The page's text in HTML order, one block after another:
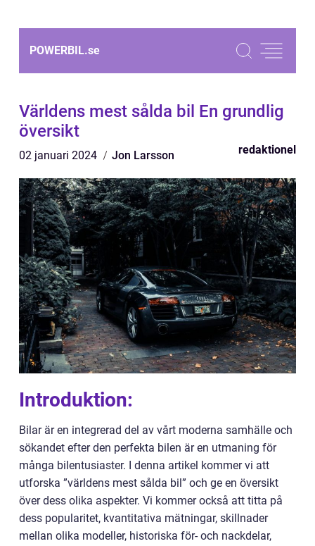
POWERBIL.se
Världens mest sålda bil En grundlig
översikt
02 januari 2024 Jon Larsson redaktionel
Introduktion:
Bilar är en integrerad del av vårt moderna samhälle och
sökandet efter den perfekta bilen är en utmaning för
många bilentusiaster. I denna artikel kommer vi att
utforska ”världens mest sålda bil” och ge en översikt
över dess olika aspekter. Vi kommer också att titta på
dess popularitet, kvantitativa mätningar, skillnader
mellan olika modeller, historiska för- och nackdelar,